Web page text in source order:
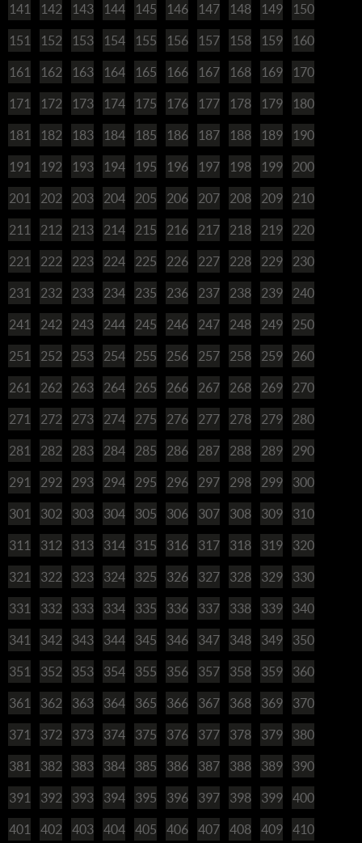
141 142 143 144 145 146 147 148 149 150
151 152 153 154 155 156 157 158 159 160
161 162 163 164 165 166 167 168 169 170
171 172 173 174 175 176 177 178 179 180
181 182 183 184 185 186 187 188 189 190
191 192 193 194 195 196 197 198 199 200
201 202 203 204 205 206 207 208 209 210
211 212 213 214 215 216 217 218 219 220
221 222 223 224 225 226 227 228 229 230
231 232 233 234 235 236 237 238 239 240
241 242 243 244 245 246 247 248 249 250
251 252 253 254 255 256 257 258 259 260
261 262 263 264 265 266 267 268 269 270
271 272 273 274 275 276 277 278 279 280
281 282 283 284 285 286 287 288 289 290
291 292 293 294 295 296 297 298 299 300
301 302 303 304 305 306 307 308 309 310
311 312 313 314 315 316 317 318 319 320
321 322 323 324 325 326 327 328 329 330
331 332 333 334 335 336 337 338 339 340
341 342 343 344 345 346 347 348 349 350
351 352 353 354 355 356 357 358 359 360
361 362 363 364 365 366 367 368 369 370
371 372 373 374 375 376 377 378 379 380
381 382 383 384 385 386 387 388 389 390
391 392 393 394 395 396 397 398 399 400
401 402 403 404 405 406 407 408 409 410